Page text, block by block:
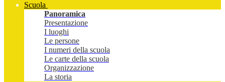
Scuola
Panoramica
Presentazione
I luoghi
Le persone
I numeri della scuola
Le carte della scuola
Organizzazione
La storia